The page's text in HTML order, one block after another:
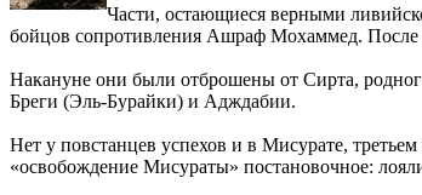
Части, остающиеся верными
бойцов сопротивления Ашраф Мохаммед. После
Накануне они были отброшены от Сирта,
Бреги (Эль-Бурайки) и Адждабии.
Нет у повстанцев успехов и в Мисурате,
«освобождение Мисураты» постановочное: